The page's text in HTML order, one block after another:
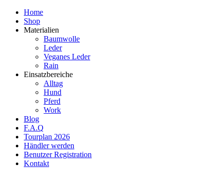
Home
Shop
Materialien
Baumwolle
Leder
Veganes Leder
Rain
Einsatzbereiche
Alltag
Hund
Pferd
Work
Blog
F.A.Q
Tourplan 2026
Händler werden
Benutzer Registration
Kontakt